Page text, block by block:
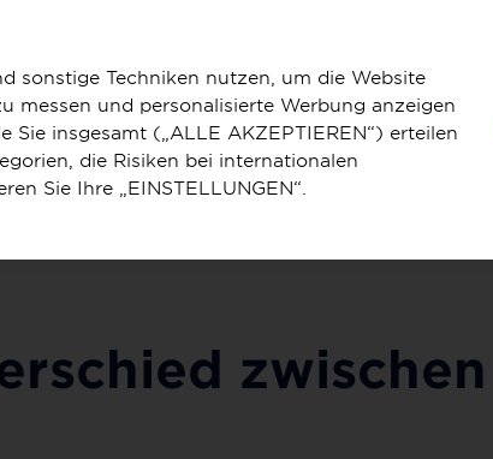
sonstige Techniken nutzen, um die Website
messen und personalisierte Werbung anzeigen
insgesamt („ALLE AKZEPTIEREN“) erteilen
die Risiken bei internationalen
Sie Ihre „EINSTELLUNGEN“.